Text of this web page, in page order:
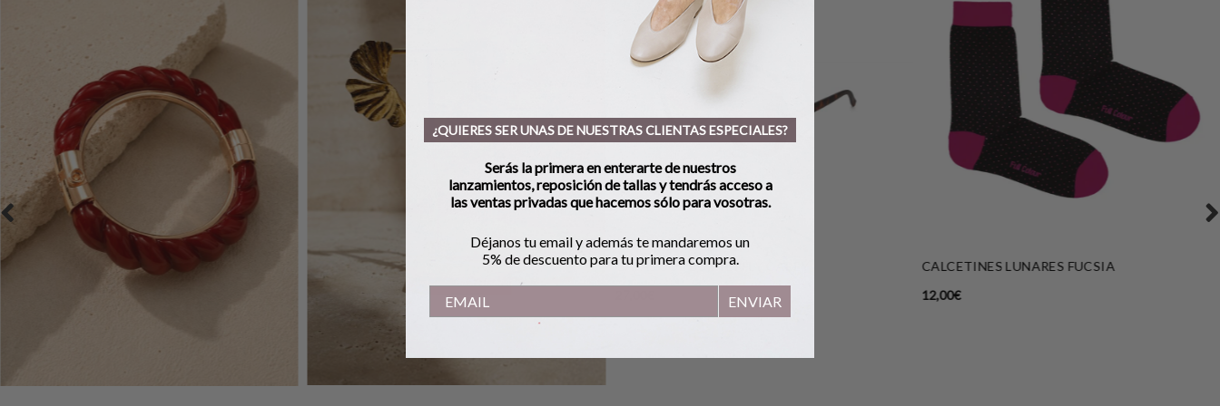
GAFAS SOL BUTTERFLY CAREY
CALCETINES LUNARES FUCSIA
12,00€
¿QUIERES SER UNAS DE NUESTRAS CLIENTAS ESPECIALES?
Serás la primera en enterarte de nuestros
lanzamientos, reposición de tallas y tendrás acceso a
las ventas privadas que hacemos sólo para vosotras.
Déjanos tu email y además te mandaremos un
5% de descuento para tu primera compra.
ENVIAR